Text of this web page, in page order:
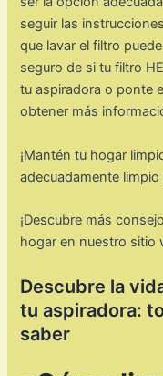
seguir las
que lavar el filtro
seguro de si tu filtro
tu aspiradora o ponte
obtener más
¡Mantén tu hogar
adecuadamente
¡Descubre más
hogar en nuestro sitio
Descubre la
tu aspiradora:
saber